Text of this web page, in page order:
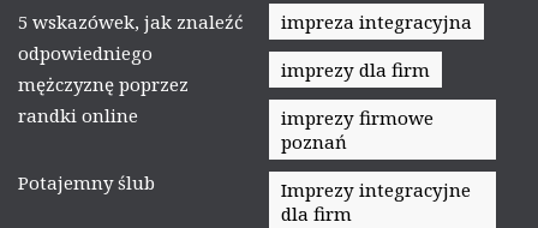
5 wskazówek, jak znaleźć
odpowiedniego
mężczyznę poprzez
randki online
Potajemny ślub
impreza integracyjna
imprezy dla firm
imprezy firmowe
poznań
Imprezy integracyjne
dla firm